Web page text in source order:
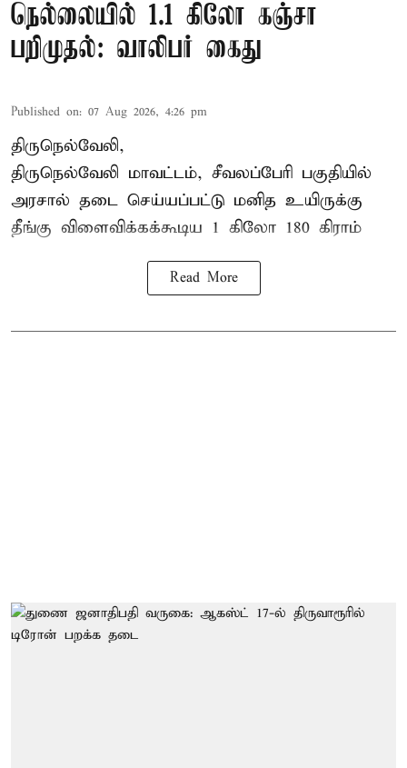
நெல்லையில் 1.1 கிலோ கஞ்சா
பறிமுதல்: வாலிபர் கைது
Published on: 07 Aug 2026, 4:26 pm
திருநெல்வேலி,
திருநெல்வேலி மாவட்டம், சீவலப்பேரி பகுதியில்
அரசால் தடை செய்யப்பட்டு மனித உயிருக்கு
தீங்கு விளைவிக்கக்கூடிய 1 கிலோ 180 கிராம்
Read More